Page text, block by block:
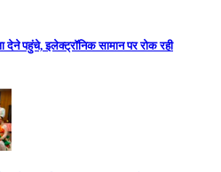
देने पहुंचे, इलेक्ट्रॉनिक सामान पर रोक रही